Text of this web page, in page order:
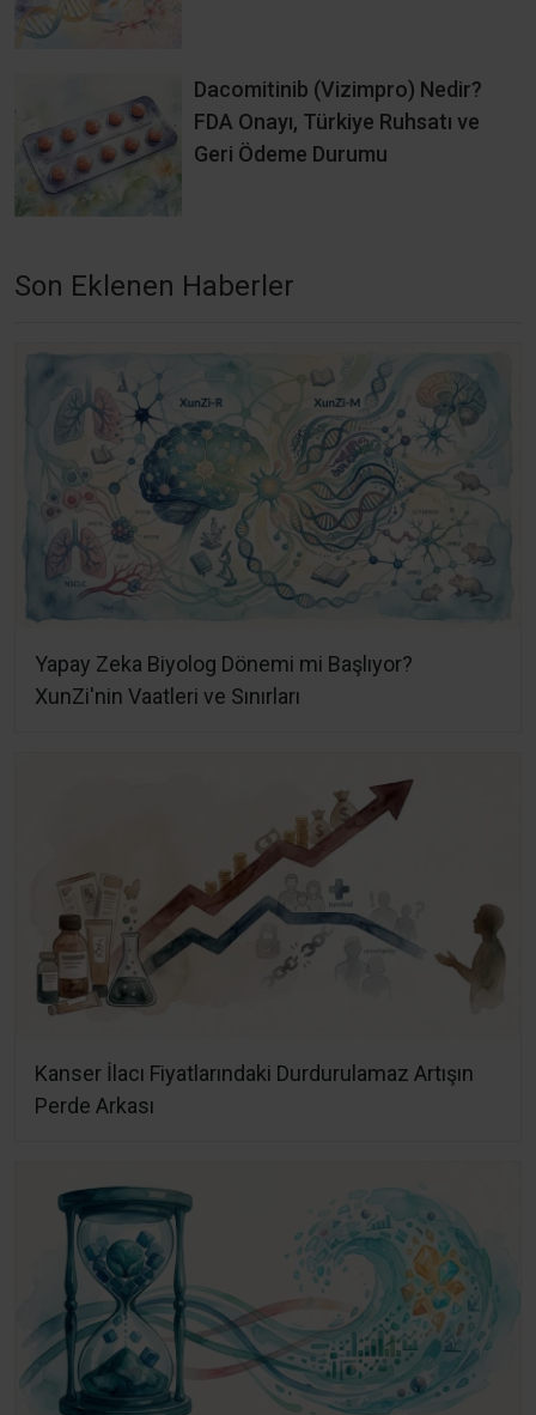
Dacomitinib (Vizimpro) Nedir?
FDA Onayı, Türkiye Ruhsatı ve
Geri Ödeme Durumu
Son Eklenen Haberler
Yapay Zeka Biyolog Dönemi mi Başlıyor?
XunZi'nin Vaatleri ve Sınırları
Kanser İlacı Fiyatlarındaki Durdurulamaz Artışın
Perde Arkası